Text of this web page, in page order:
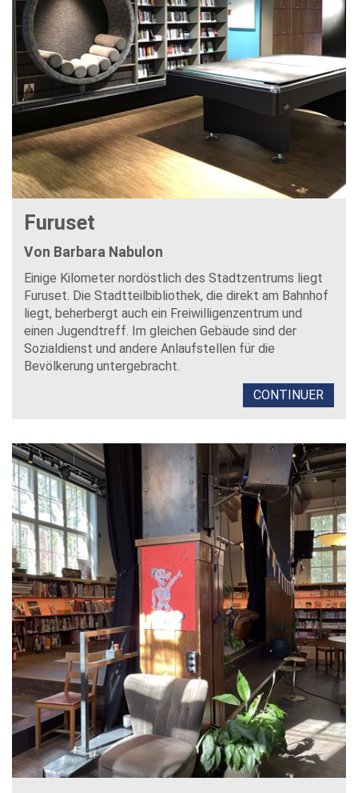
Furuset
Von Barbara Nabulon
Einige Kilometer nordöstlich des Stadtzentrums liegt
Furuset. Die Stadtteilbibliothek, die direkt am Bahnhof
liegt, beherbergt auch ein Freiwilligenzentrum und
einen Jugendtreff. Im gleichen Gebäude sind der
Sozialdienst und andere Anlaufstellen für die
Bevölkerung untergebracht.
CONTINUER